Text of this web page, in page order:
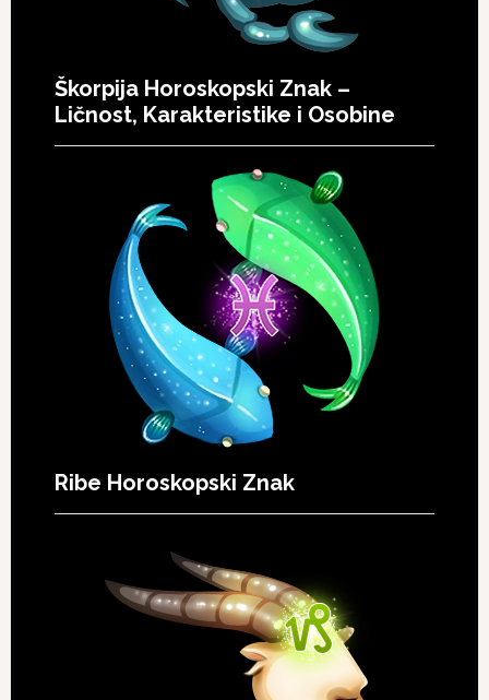
Škorpija Horoskopski Znak –
Ličnost, Karakteristike i Osobine
Ribe Horoskopski Znak